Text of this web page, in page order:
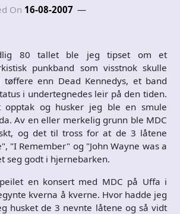
On 16-08-2007
80 tallet ble jeg tipset om et
punkband som visstnok skulle
enn Dead Kennedys, et band
i undertegnedes leir på den tiden.
og husker jeg ble en smule
Av en eller merkelig grunn ble MDC
og det til tross for at de 3 låtene
"I Remember" og "John Wayne was a
seg godt i hjernebarken.
en konsert med MDC på Uffa i
kverna å kverne. Hvor hadde jeg
husket de 3 nevnte låtene og så vidt